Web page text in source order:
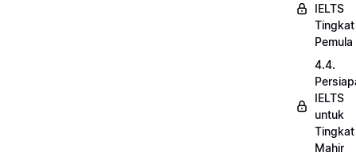
IELTS
Tingkat
Pemula
4.4.
IELTS
untuk
Tingkat
Mahir